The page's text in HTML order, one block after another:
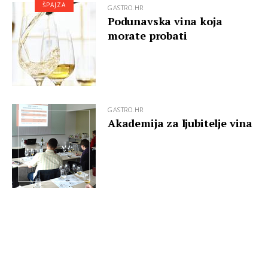
GASTRO.HR
Podunavska vina koja
morate probati
ŠPAJZA
GASTRO.HR
Akademija za ljubitelje vina